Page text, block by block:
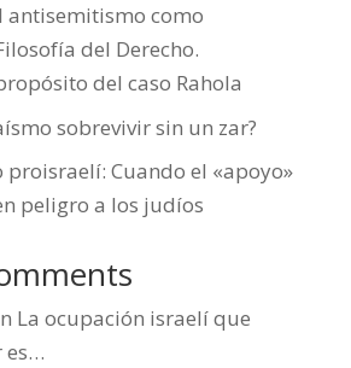
antisemitismo como
del Derecho.
del caso Rahola
sobrevivir sin un zar?
Cuando el «apoyo»
peligro a los judíos
La ocupación israelí que
es…